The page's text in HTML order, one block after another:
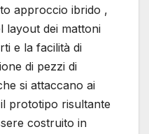
approccio ibrido ,
layout dei mattoni
e la facilità di
di pezzi di
si attaccano ai
prototipo risultante
costruito in